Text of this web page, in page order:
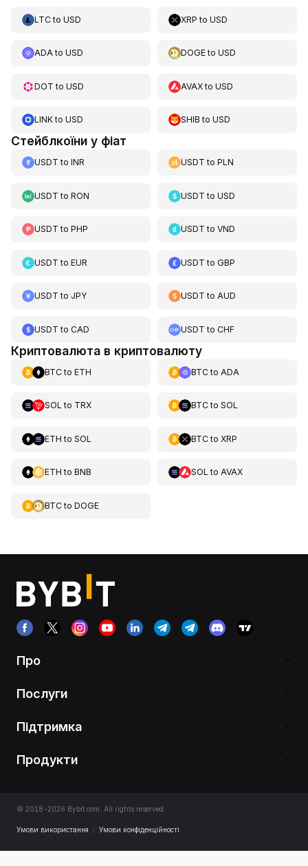
LTCto USD XRP toUSD
ADAto USD DOGEtoUSD
DOT to USD AVAXtoUSD
LINKto USD SHIB toUSD
Стейблкоїни у фіат
USDT to INR USDT toPLN
USDT to RON USDT toUSD
USDT to PHP USDT toVND
USDT to EUR USDT toGBP
USDT to JPY USDT toAUD
USDT to CAD USDT toCHF
Криптовалюта в криптовалюту
BTCto ETH BTCto ADA
SOL to TRX BTCto SOL
ETH to SOL BTCto XRP
ETH to BNB SOL to AVAX
BTCto DOGE
Про
Послуги
Підтримка
Продукти
© 2018-2026 Bybit.com. All rights reserved.
Умови використання Умови конфіденційності